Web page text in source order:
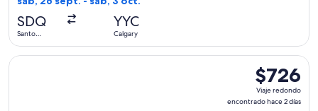
SDQ
Santo
YYC
Calgary
$726
Viaje
redondo,
$726
Viaje redondo
encontrado hace 2 días
Seleccionar vuelo de United, con salida el sáb, 26 sept.